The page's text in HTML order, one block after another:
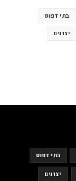
בתי דפוס
יצרנים
בתי דפוס
יצרנים